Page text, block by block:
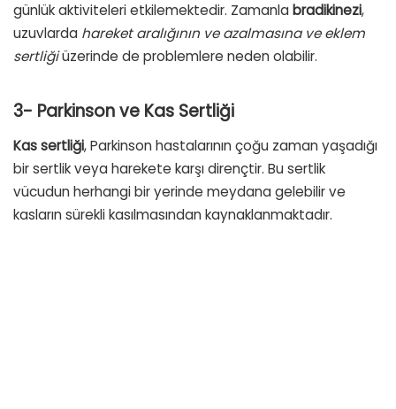
günlük aktiviteleri etkilemektedir. Zamanla bradikinezi,
uzuvlarda hareket aralığının ve azalmasına ve eklem
sertliğiüzerinde de problemlere neden olabilir.
3- Parkinson ve Kas Sertliği
Kas sertliği, Parkinson hastalarının çoğu zaman yaşadığı
bir sertlik veya harekete karşı dirençtir. Bu sertlik
vücudun herhangi bir yerinde meydana gelebilir ve
kasların sürekli kasılmasından kaynaklanmaktadır.